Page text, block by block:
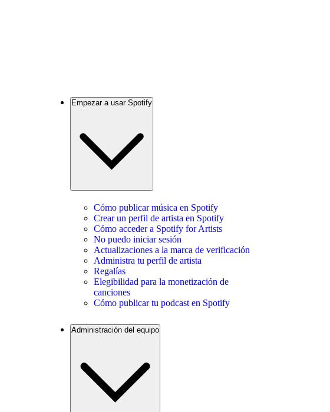
Empezar a usar Spotify
Cómo publicar música en Spotify
Crear un perfil de artista en Spotify
Cómo acceder a Spotify for Artists
No puedo iniciar sesión
Actualizaciones a la marca de verificación
Administra tu perfil de artista
Regalías
Elegibilidad para la monetización de
canciones
Cómo publicar tu podcast en Spotify
Administración del equipo